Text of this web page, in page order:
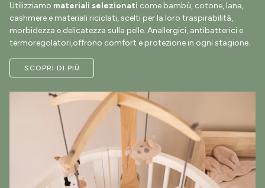
Utilizziamo materiali selezionati come bambù, cotone, lana,
cashmere e materiali riciclati, scelti per la loro traspirabilità,
morbidezza e delicatezza sulla pelle. Anallergici, antibatterici e
termoregolatori,offrono comfort e protezione in ogni stagione.
SCOPRI DI PIÙ